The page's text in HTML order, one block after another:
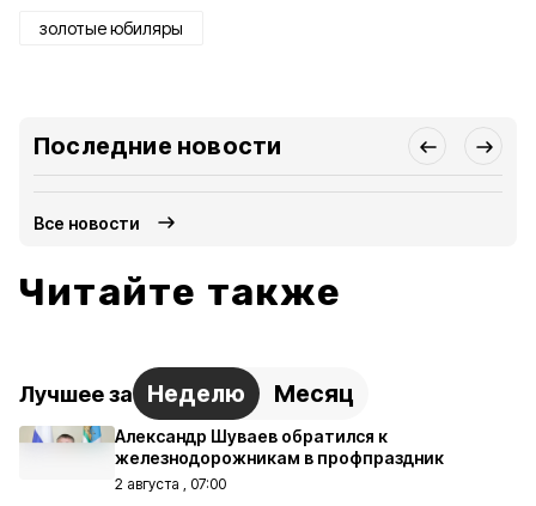
золотые юбиляры
Последние новости
Все новости
Читайте также
Лучшее за Неделю Месяц
Александр Шуваев обратился к
железнодорожникам в профпраздник
2 августа , 07:00